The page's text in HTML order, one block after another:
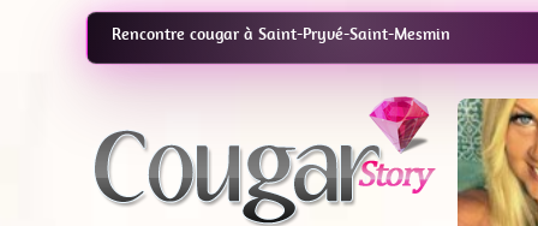
Rencontre cougar à Saint-Pryvé-Saint-Mesmin